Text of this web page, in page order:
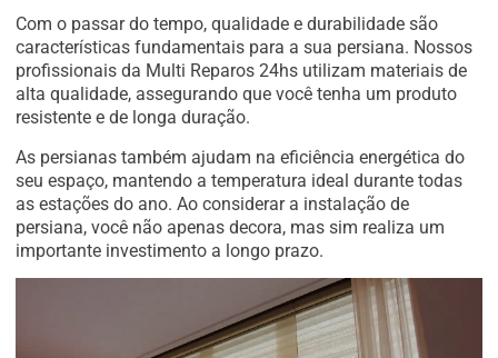
Com o passar do tempo, qualidade e durabilidade são
características fundamentais para a sua persiana. Nossos
profissionais da Multi Reparos 24hs utilizam materiais de
alta qualidade, assegurando que você tenha um produto
resistente e de longa duração.
As persianas também ajudam na eficiência energética do
seu espaço, mantendo a temperatura ideal durante todas
as estações do ano. Ao considerar a instalação de
persiana, você não apenas decora, mas sim realiza um
importante investimento a longo prazo.